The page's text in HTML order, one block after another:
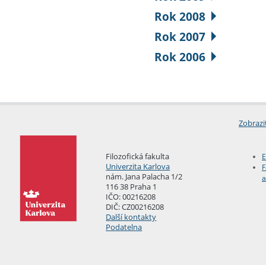
Rok 2008
Rok 2007
Rok 2006
Filozofická fakulta
Univerzita Karlova
nám. Jana Palacha 1/2
116 38 Praha 1
IČO: 00216208
DIČ: CZ00216208
Další kontakty
Podatelna